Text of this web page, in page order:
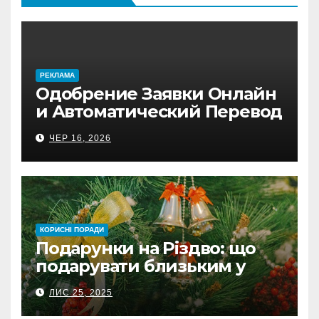
PЕКЛАМА
Одобрение Заявки Онлайн
и Автоматический Перевод
на Банковский Счёт.
Проверь
ЧЕР 16, 2026
КОРИСНІ ПОРАДИ
Подарунки на Різдво: що
подарувати близьким у
Польщі
ЛИС 25, 2025